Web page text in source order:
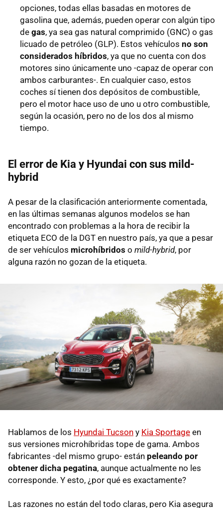
opciones, todas ellas basadas en motores de
gasolina que, además, pueden operar con algún tipo
de gas, ya sea gas natural comprimido (GNC) o gas
licuado de petróleo (GLP). Estos vehículos no son
considerados híbridos, ya que no cuenta con dos
motores sino únicamente uno -capaz de operar con
ambos carburantes-. En cualquier caso, estos
coches sí tienen dos depósitos de combustible,
pero el motor hace uso de uno u otro combustible,
según la ocasión, pero no de los dos al mismo
tiempo.
El error de Kia y Hyundai con sus mild-
hybrid
A pesar de la clasificación anteriormente comentada,
en las últimas semanas algunos modelos se han
encontrado con problemas a la hora de recibir la
etiqueta ECO de la DGT en nuestro país, ya que a pesar
de ser vehículos microhíbridos o mild-hybrid, por
alguna razón no gozan de la etiqueta.
Hablamos de los Hyundai Tucson y Kia Sportage en
sus versiones microhíbridas tope de gama. Ambos
fabricantes -del mismo grupo- están peleando por
obtener dicha pegatina, aunque actualmente no les
corresponde. Y esto, ¿por qué es exactamente?
Las razones no están del todo claras, pero Kia asegura